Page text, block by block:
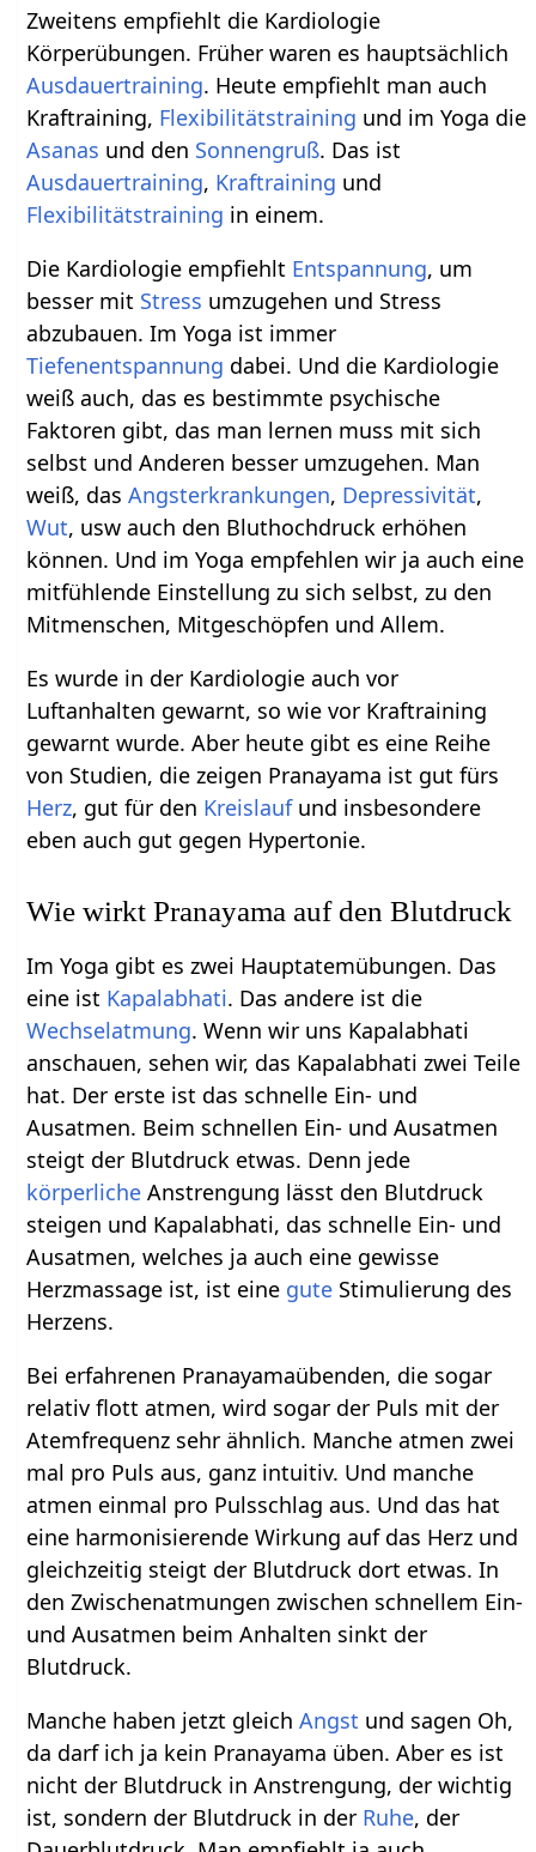
Zweitens empfiehlt die Kardiologie
Körperübungen. Früher waren es hauptsächlich
Ausdauertraining. Heute empfiehlt man auch
Kraftraining, Flexibilitätstraining und im Yoga die
Asanas und den Sonnengruß. Das ist
Ausdauertraining, Kraftraining und
Flexibilitätstraining in einem.
Die Kardiologie empfiehlt Entspannung, um
besser mit Stress umzugehen und Stress
abzubauen. Im Yoga ist immer
Tiefenentspannung dabei. Und die Kardiologie
weiß auch, das es bestimmte psychische
Faktoren gibt, das man lernen muss mit sich
selbst und Anderen besser umzugehen. Man
weiß, dasAngsterkrankungen, Depressivität,
Wut, usw auch den Bluthochdruck erhöhen
können. Und im Yoga empfehlen wir ja auch eine
mitfühlende Einstellung zu sich selbst, zu den
Mitmenschen, Mitgeschöpfen und Allem.
Es wurde in der Kardiologie auch vor
Luftanhalten gewarnt, so wie vor Kraftraining
gewarnt wurde. Aber heute gibt es eine Reihe
von Studien, die zeigen Pranayama ist gut fürs
Herz, gut für den Kreislaufund insbesondere
eben auch gut gegen Hypertonie.
Wie wirkt Pranayama auf den Blutdruck
Im Yoga gibt es zwei Hauptatemübungen. Das
eine ist Kapalabhati. Das andere ist die
Wechselatmung. Wenn wir uns Kapalabhati
anschauen, sehen wir, das Kapalabhati zwei Teile
hat. Der erste ist das schnelle Ein- und
Ausatmen. Beim schnellen Ein- und Ausatmen
steigt der Blutdruck etwas. Denn jede
körperliche Anstrengung lässt den Blutdruck
steigen und Kapalabhati, das schnelle Ein- und
Ausatmen, welches ja auch eine gewisse
Herzmassage ist, ist eine gute Stimulierung des
Herzens.
Bei erfahrenen Pranayamaübenden, die sogar
relativ flott atmen, wird sogar der Puls mit der
Atemfrequenz sehr ähnlich. Manche atmen zwei
mal pro Puls aus, ganz intuitiv. Und manche
atmen einmal pro Pulsschlag aus. Und das hat
eine harmonisierende Wirkung auf das Herz und
gleichzeitig steigt der Blutdruck dort etwas. In
den Zwischenatmungen zwischen schnellem Ein-
und Ausatmen beim Anhalten sinkt der
Blutdruck.
Manche haben jetzt gleichAngst und sagen Oh,
da darf ich ja kein Pranayama üben. Aber es ist
nicht der Blutdruck in Anstrengung, der wichtig
ist, sondern der Blutdruck in der Ruhe, der